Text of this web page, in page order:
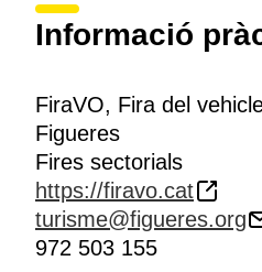
Informació
FiraVO, Fira del
Figueres
Fires sectorials
https://firavo.cat
turisme@figueres.org
972 503 155